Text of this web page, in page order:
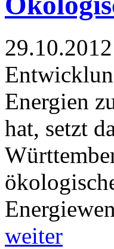
Energien
hat, setzt
weiter